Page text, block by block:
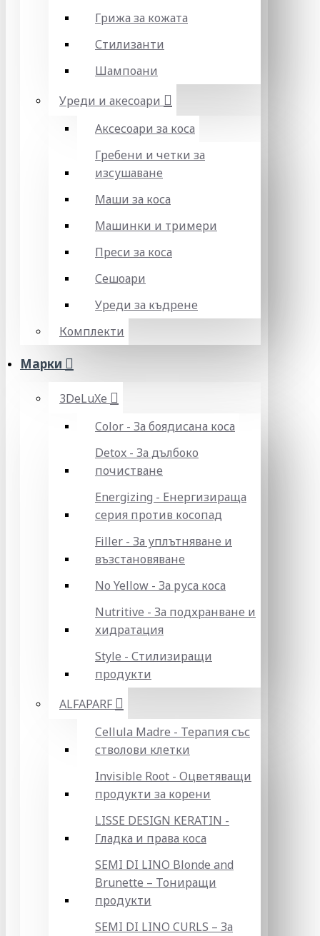
Грижа за кожата
Стилизанти
Шампоани
Уреди и акесоари
Аксесоари за коса
Гребени и четки за
изсушаване
Маши за коса
Машинки и тримери
Преси за коса
Сешоари
Уреди за къдрене
Комплекти
Марки
3DeLuXe
Color - За боядисана коса
Detox - За дълбоко
почистване
Energizing - Енергизираща
серия против косопад
Filler - За уплътняване и
възстановяване
No Yellow - За руса коса
Nutritive - За подхранване и
хидратация
Style - Стилизиращи
продукти
ALFAPARF
Cellula Madre - Терапия със
стволови клетки
Invisible Root - Оцветяващи
продукти за корени
LISSE DESIGN KERATIN -
Гладка и права коса
SEMI DI LINO Blonde and
Brunette – Тониращи
продукти
SEMI DI LINO CURLS – За